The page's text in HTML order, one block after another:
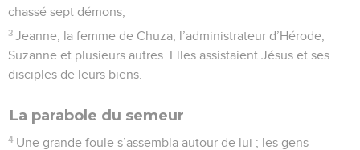
chassé sept démons,
3 Jeanne, la femme de Chuza, l’administrateur d’Hérode,
Suzanne et plusieurs autres. Elles assistaient Jésus et ses
disciples de leurs biens.
La parabole du semeur
4 Une grande foule s’assembla autour de lui ; les gens